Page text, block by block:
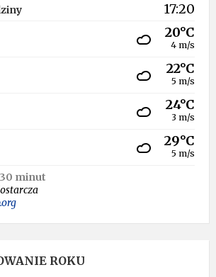
17:20
20°C
4 m/s
22°C
5 m/s
24°C
3 m/s
29°C
5 m/s
minut
ROKU